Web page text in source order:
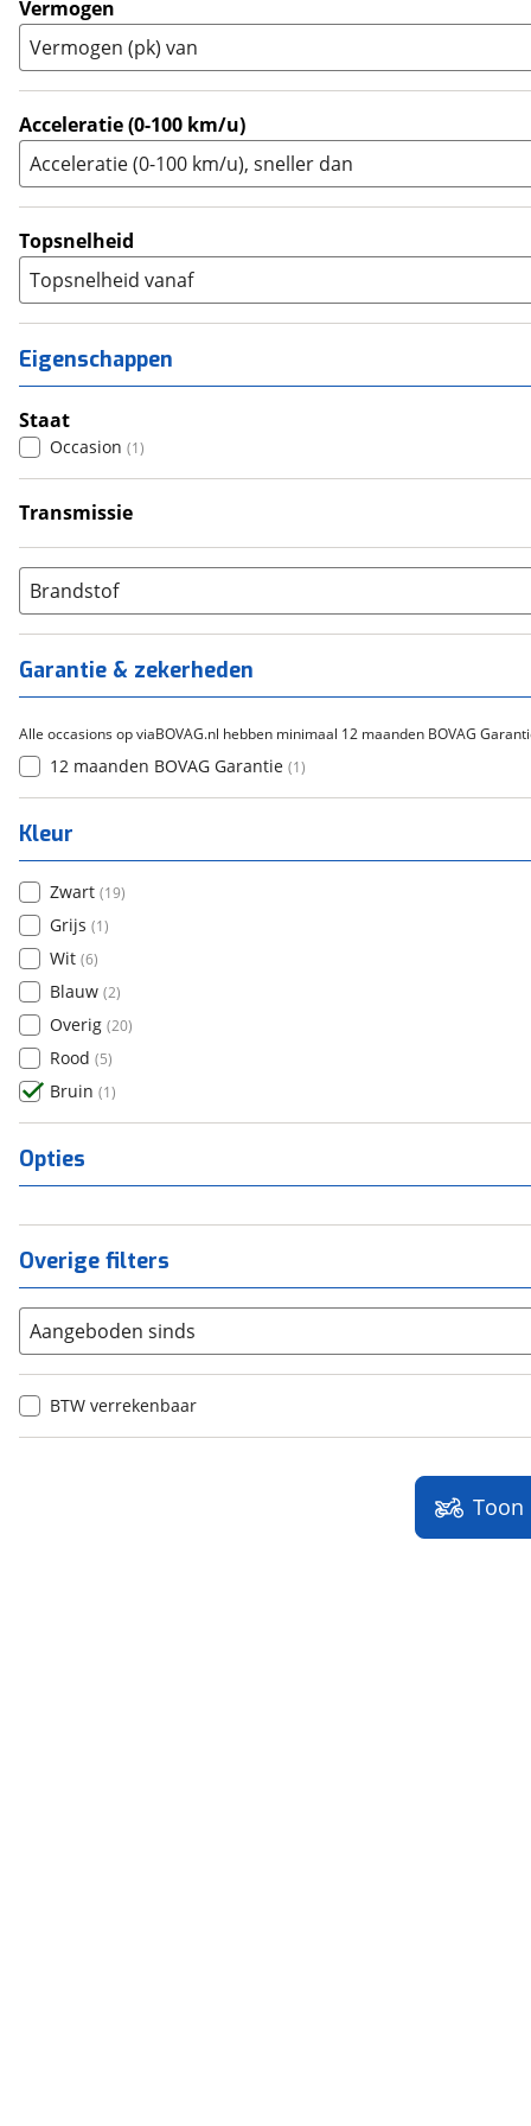
Trike (0)
Zijspan 0)
Vermogen
Vermogen (pk) van
Acceleratie (0-100 km/u)
Acceleratie (0-100 km/u), sneller dan
Topsnelheid
Topsnelheid vanaf
Eigenschappen
Staat
Occasion (1)
Transmissie
Brandstof
Garantie & zekerheden
Alle occasions op viaBOVAG.nl hebben minimaal 12 maanden BOVAG
12 maanden BOVAG Garantie (1)
Kleur
Zwart (19)
Grijs (1)
Wit (6)
Blauw (2)
Overig (20)
Rood (5)
Bruin (1)
Opties
Overige filters
Aangeboden sinds
BTW verrekenbaar
Toon